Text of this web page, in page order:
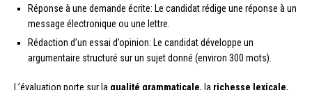
Réponse à une demande écrite: Le candidat rédige une réponse à un
message électronique ou une lettre.
Rédaction d’un essai d’opinion: Le candidat développe un
argumentaire structuré sur un sujet donné (environ 300 mots).
L’évaluation porte sur la qualité grammaticale, la richesse lexicale,